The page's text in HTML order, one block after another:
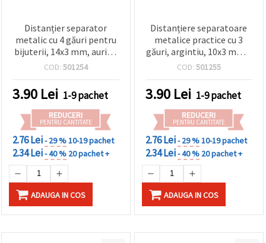
Distanțier separator
metalic cu 4 găuri pentru
bijuterii, 14x3 mm, auriu -
50 bucăți
COD: 501254
3.90 Lei 1-9 pachet
REDUCERI
PENTRU CANTITATE
2.76 Lei- 29 %10-19 pachet
2.34 Lei- 40 % 20 pachet +
ADAUGA IN COS
Distanțiere separatoare
metalice practice cu 3
găuri, argintiu, 10x3 mm –
50 buc., ideale pentru
mărgele
COD: 501255
3.90 Lei 1-9 pachet
REDUCERI
PENTRU CANTITATE
2.76 Lei- 29 %10-19 pachet
2.34 Lei- 40 % 20 pachet +
ADAUGA IN COS